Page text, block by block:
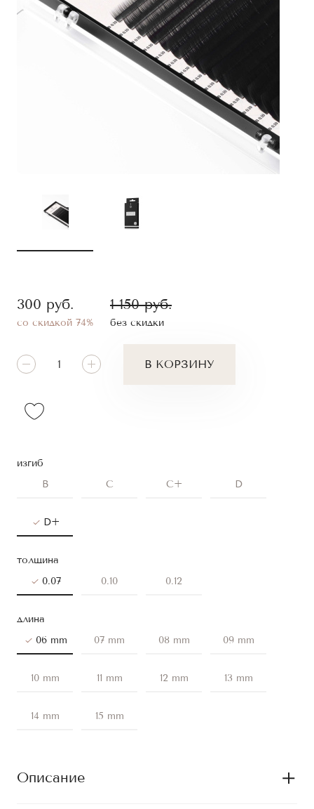
изгиб
B
C C+ D
D+
толщина
0.07
0.10 0.12
длина
06 mm
07 mm 08 mm 09 mm
10 mm 11 mm 12 mm 13 mm
14 mm 15 mm
300 руб.
со скидкой 74%
1 150руб.
без скидки
В КОРЗИНУ
Описание